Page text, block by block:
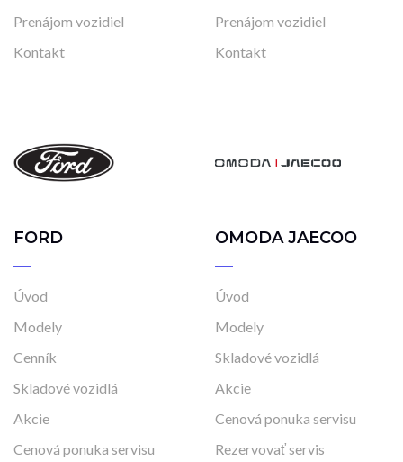
Prenájom vozidiel
Kontakt
Prenájom vozidiel
Kontakt
FORD
Úvod
Modely
Cenník
Skladové vozidlá
Akcie
Cenová ponuka servisu
OMODA JAECOO
Úvod
Modely
Skladové vozidlá
Akcie
Cenová ponuka servisu
Rezervovať servis